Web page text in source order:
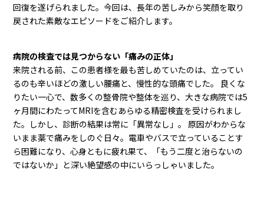
回復を遂げられました。今回は、長年の苦しみから笑顔を取り
戻された素敵なエピソードをご紹介します。
病院の検査では見つからない「痛みの正体」
来院される前、この患者様を最も苦しめていたのは、立ってい
るのも辛いほどの激しい腰痛と、慢性的な頭痛でした。 良くな
りたい一心で、数多くの整骨院や整体を巡り、大きな病院では5
ヶ月間にわたってMRIを含むあらゆる精密検査を受けられまし
た。しかし、診断の結果は常に「異常なし」。 原因がわからな
いまま薬で痛みをしのぐ日々。電車やバスで立っていることす
ら困難になり、心身ともに疲れ果て、「もう二度と治らないの
ではないか」と深い絶望感の中にいらっしゃいました。